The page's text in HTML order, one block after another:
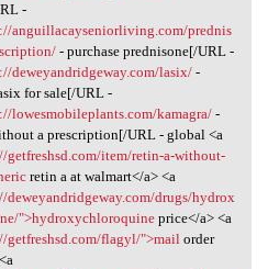
-
anguillacayseniorliving.com/prednis
- purchase prednisone[/URL -
deweyandridgeway.com/lasix/-
for sale[/URL -
lowesmobileplants.com/kamagra/-
a prescription[/URL - global <a
getfreshsd.com/item/retin-a-without-
retin a at walmart</a> <a
deweyandridgeway.com/drugs/hydrox
">hydroxychloroquineprice</a> <a
getfreshsd.com/flagyl/">mailorder